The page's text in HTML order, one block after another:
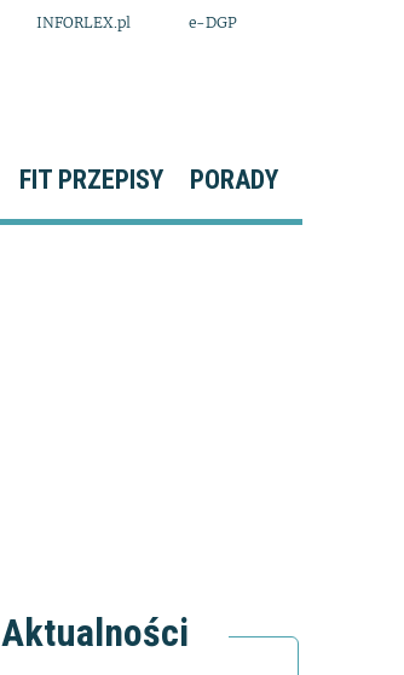
INFORLEX.pl e-DGP
FIT PRZEPISY PORADY
Aktualności